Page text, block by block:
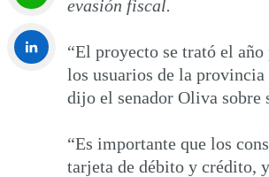
evasión fiscal.
“El proyecto se trató el
los usuarios de la
dijo el senador Oliva sobre
“Es importante que los
tarjeta de débito y crédito,
WhatsApp